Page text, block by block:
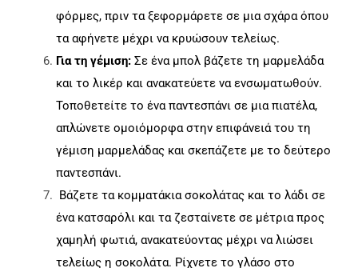
φόρμες, πριν τα ξεφορμάρετε σε μια σχάρα όπου
τα αφήνετε μέχρι να κρυώσουν τελείως.
Για τη γέμιση: Σε ένα μπολ βάζετε τη μαρμελάδα
και το λικέρ και ανακατεύετε να ενσωματωθούν.
Τοποθετείτε το ένα παντεσπάνι σε μια πιατέλα,
απλώνετε ομοιόμορφα στην επιφάνειά του τη
γέμιση μαρμελάδας και σκεπάζετε με το δεύτερο
παντεσπάνι.
Βάζετε τα κομματάκια σοκολάτας και το λάδι σε
ένα κατσαρόλι και τα ζεσταίνετε σε μέτρια προς
χαμηλή φωτιά, ανακατεύοντας μέχρι να λιώσει
τελείως η σοκολάτα. Ρίχνετε το γλάσο στο